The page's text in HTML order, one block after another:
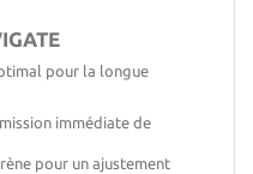
pour la longue
immédiate de
pour un ajustement